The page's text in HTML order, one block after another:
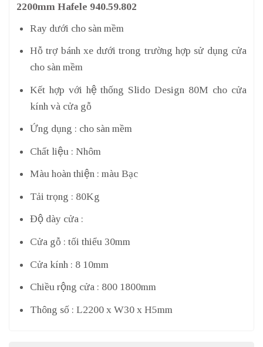
2200mm Hafele 940.59.802
Ray dưới cho sàn mềm
Hỗ trợ bánh xe dưới trong trường hợp sử dụng cửa
cho sàn mềm
Kết hợp với hệ thống Slido Design 80M cho cửa
kính và cửa gỗ
Ứng dụng : cho sàn mềm
Chất liệu : Nhôm
Màu hoàn thiện : màu Bạc
Tải trọng : 80Kg
Độ dày cửa :
Cửa gỗ : tối thiểu 30mm
Cửa kính : 8 10mm
Chiều rộng cửa : 800 1800mm
Thông số : L2200 x W30 x H5mm